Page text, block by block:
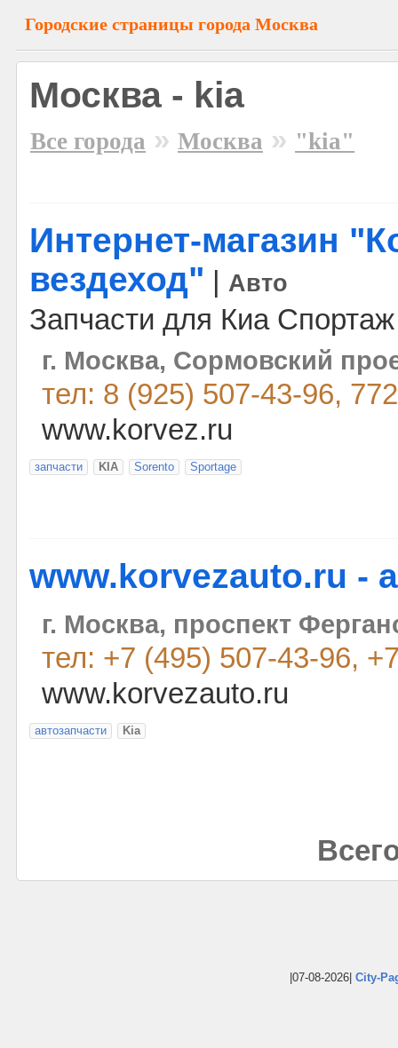
Городские страницы города Москва
Москва - kia
Все города » Москва » "kia"
Интернет-магазин
вездеход"
Авто
Запчасти для Киа
г. Москва, Сормовский
тел: 8 (925) 507-43-96,
www.korvez.ru
запчасти KIA Sorento Sportage
www.korvezauto.ru -
г. Москва, проспект
тел: +7 (495) 507-43-96,
www.korvezauto.ru
автозапчасти Kia
|07-08-2026| City-